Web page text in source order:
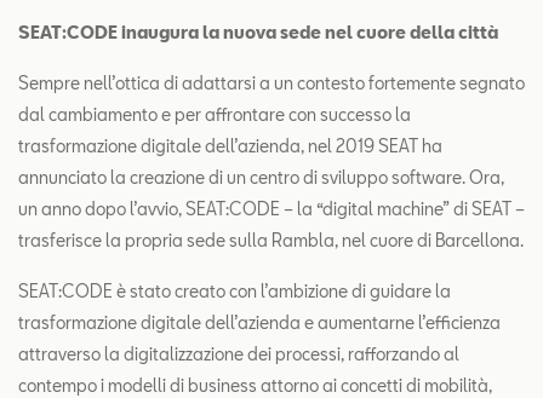
SEAT:CODE inaugura la nuova sede nel cuore della città
Sempre nell’ottica di adattarsi a un contesto fortemente segnato
dal cambiamento e per affrontare con successo la
trasformazione digitale dell’azienda, nel 2019 SEAT ha
annunciato la creazione di un centro di sviluppo software. Ora,
un anno dopo l’avvio, SEAT:CODE – la “digital machine” di SEAT –
trasferisce la propria sede sulla Rambla, nel cuore di Barcellona.
SEAT:CODE è stato creato con l’ambizione di guidare la
trasformazione digitale dell’azienda e aumentarne l’efficienza
attraverso la digitalizzazione dei processi, rafforzando al
contempo i modelli di business attorno ai concetti di mobilità,